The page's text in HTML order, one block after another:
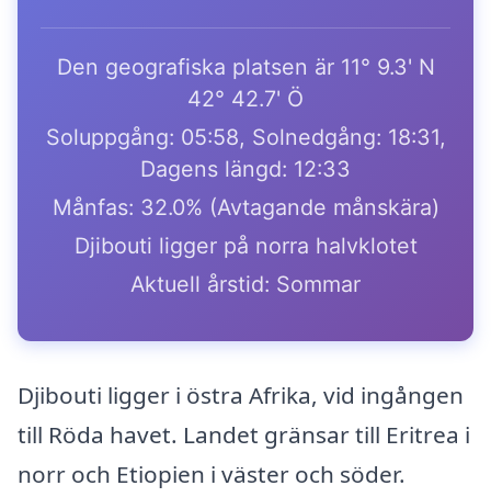
Den geografiska platsen är 11° 9.3' N
42° 42.7' Ö
Soluppgång: 05:58, Solnedgång: 18:31,
Dagens längd: 12:33
Månfas: 32.0% (Avtagande månskära)
Djibouti ligger på norra halvklotet
Aktuell årstid: Sommar
Djibouti ligger i östra Afrika, vid ingången
till Röda havet. Landet gränsar till Eritrea i
norr och Etiopien i väster och söder.